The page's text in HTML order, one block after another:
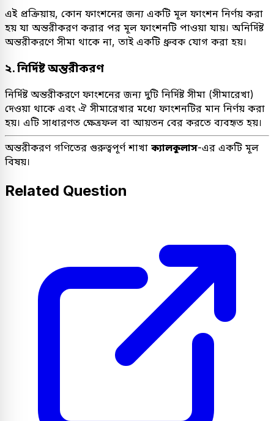
এই প্রক্রিয়ায়, কোন ফাংশনের জন্য একটি মূল ফাংশন নির্ণয় করা
হয় যা অন্তরীকরণ করার পর মূল ফাংশনটি পাওয়া যায়। অনির্দিষ্ট
অন্তরীকরণে সীমা থাকে না, তাই একটি ধ্রুবক যোগ করা হয়।
২. নির্দিষ্ট অন্তরীকরণ
নির্দিষ্ট অন্তরীকরণে ফাংশনের জন্য দুটি নির্দিষ্ট সীমা (সীমারেখা)
দেওয়া থাকে এবং ঐ সীমারেখার মধ্যে ফাংশনটির মান নির্ণয় করা
হয়। এটি সাধারণত ক্ষেত্রফল বা আয়তন বের করতে ব্যবহৃত হয়।
অন্তরীকরণ গণিতের গুরুত্বপূর্ণ শাখা ক্যালকুলাস-এর একটি মূল
বিষয়।
Related Question